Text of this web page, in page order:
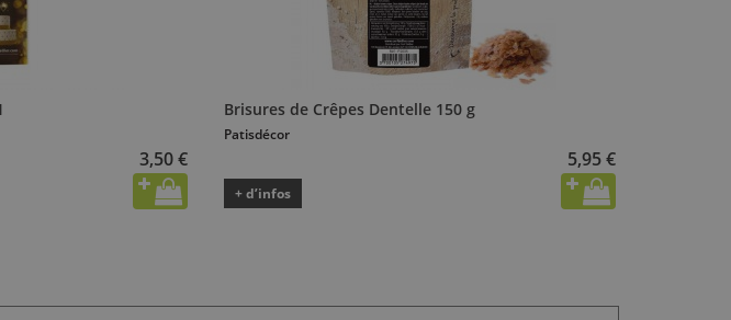
3,50 €
Brisures de Crêpes Dentelle 150 g
Patisdécor
5,95 €
+ d’infos